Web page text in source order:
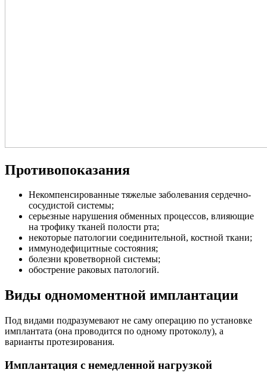
Противопоказания
Некомпенсированные тяжелые заболевания сердечно-
сосудистой системы;
серьезные нарушения обменных процессов, влияющие
на трофику тканей полости рта;
некоторые патологии соединительной, костной ткани;
иммунодефицитные состояния;
болезни кроветворной системы;
обострение раковых патологий.
Виды одномоментной имплантации
Под видами подразумевают не саму операцию по установке
имплантата (она проводится по одному протоколу), а
варианты протезирования.
Имплантация с немедленной нагрузкой